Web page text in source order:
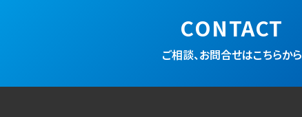
CONTACT
ご相談、お問合せはこちらから